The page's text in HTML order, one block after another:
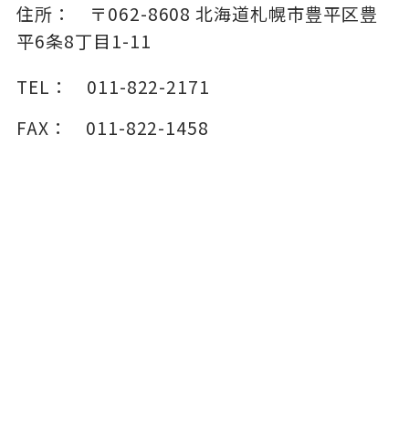
住所：
〒062-8608 北海道札幌市豊平区豊
平6条8丁目1-11
TEL：
011-822-2171
FAX：
011-822-1458